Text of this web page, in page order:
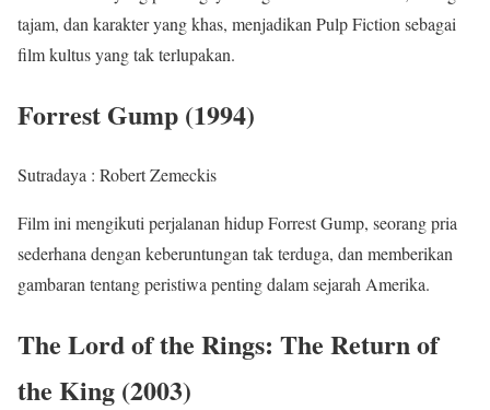
tajam, dan karakter yang khas, menjadikan Pulp Fiction sebagai
film kultus yang tak terlupakan.
Forrest Gump (1994)
Sutradaya : Robert Zemeckis
Film ini mengikuti perjalanan hidup Forrest Gump, seorang pria
sederhana dengan keberuntungan tak terduga, dan memberikan
gambaran tentang peristiwa penting dalam sejarah Amerika.
The Lord of the Rings: The Return of
the King (2003)